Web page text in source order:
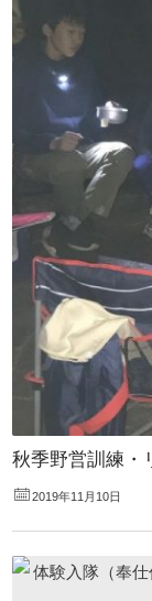
秋季野営訓練・
2019年11月10日